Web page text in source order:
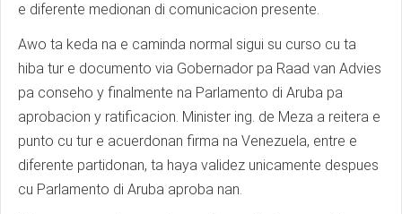
e diferente medionan di comunicacion presente.
Awo ta keda na e caminda normal sigui su curso cu ta
hiba tur e documento via Gobernador pa Raad van Advies
pa conseho y finalmente na Parlamento di Aruba pa
aprobacion y ratificacion. Minister ing. de Meza a reitera e
punto cu tur e acuerdonan firma na Venezuela, entre e
diferente partidonan, ta haya validez unicamente despues
cu Parlamento di Aruba aproba nan.